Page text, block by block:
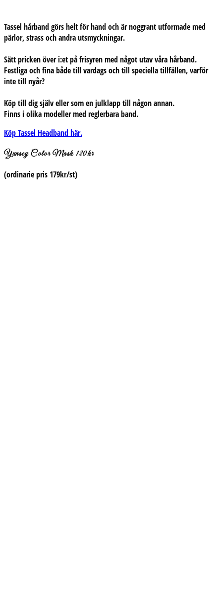
Tassel hårband görs helt för hand och är noggrant utformade med
pärlor, strass och andra utsmyckningar.
Sätt pricken över i:et på frisyren med något utav våra hårband.
Festliga och fina både till vardags och till speciella tillfällen, varför
inte till nyår?
Köp till dig själv eller som en julklapp till någon annan.
Finns i olika modeller med reglerbara band.
Köp Tassel Headband här.
Yunsey Color Mask 120kr
(ordinarie pris 179kr/st)